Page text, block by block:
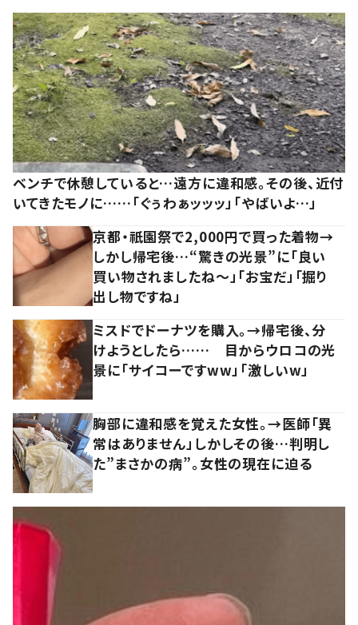
ベンチで休憩していると…遠方に違和感。その後、近付
いてきたモノに……「ぐぅわぁッッッ」「やばいよ…」
京都・祇園祭で2,000円で買った着物→
しかし帰宅後…“驚きの光景”に「良い
買い物されましたね～」「お宝だ」「掘り
出し物ですね」
ミスドでドーナツを購入。→帰宅後、分
けようとしたら…… 目からウロコの光
景に「サイコーですww」「激しいw」
胸部に違和感を覚えた女性。→医師「異
常はありません」しかしその後…判明し
た”まさかの病”。女性の現在に迫る